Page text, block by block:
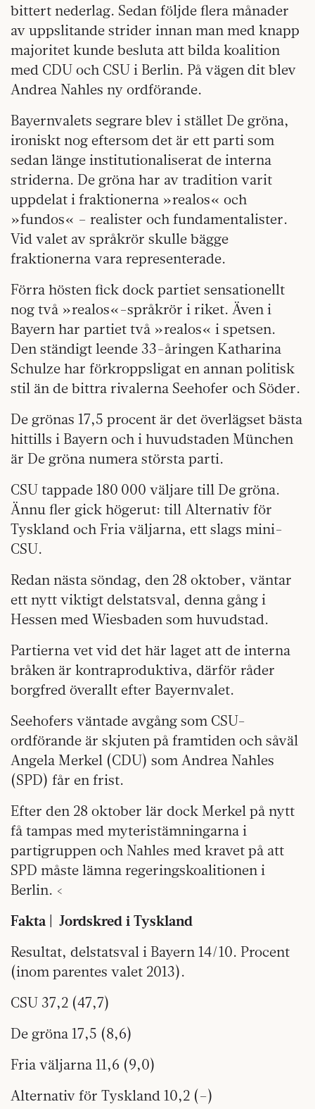
bittert nederlag. Sedan följde flera månader
av uppslitande strider innan man med knapp
majoritet kunde besluta att bilda koalition
med CDU och CSU i Berlin. På vägen dit blev
Andrea Nahles ny ordförande.
Bayernvalets segrare blev i stället De gröna,
ironiskt nog eftersom det är ett parti som
sedan länge institutionaliserat de interna
striderna. De gröna har av tradition varit
uppdelat i fraktionerna »realos« och
»fundos« – realister och fundamentalister.
Vid valet av språkrör skulle bägge
fraktionerna vara representerade.
Förra hösten fick dock partiet sensationellt
nog två »realos«-språkrör i riket. Även i
Bayern har partiet två »realos« i spetsen.
Den ständigt leende 33-åringen Katharina
Schulze har förkroppsligat en annan politisk
stil än de bittra rivalerna Seehofer och Söder.
De grönas 17,5 procent är det överlägset bästa
hittills i Bayern och i huvudstaden München
är De gröna numera största parti.
CSU tappade 180 000 väljare till De gröna.
Ännu fler gick högerut: till Alternativ för
Tyskland och Fria väljarna, ett slags mini-
CSU.
Redan nästa söndag, den 28 oktober, väntar
ett nytt viktigt delstatsval, denna gång i
Hessen med Wiesbaden som huvudstad.
Partierna vet vid det här laget att de interna
bråken är kontraproduktiva, därför råder
borgfred överallt efter Bayernvalet.
Seehofers väntade avgång som CSU-
ordförande är skjuten på framtiden och såväl
Angela Merkel (CDU) som Andrea Nahles
(SPD) får en frist.
Efter den 28 oktober lär dock Merkel på nytt
få tampas med myteristämningarna i
partigruppen och Nahles med kravet på att
SPD måste lämna regeringskoalitionen i
Berlin. <
Fakta | Jordskred i Tyskland
Resultat, delstatsval i Bayern 14/10. Procent
(inom parentes valet 2013).
CSU 37,2 (47,7)
De gröna 17,5 (8,6)
Fria väljarna 11,6 (9,0)
Alternativ för Tyskland 10,2 (–)